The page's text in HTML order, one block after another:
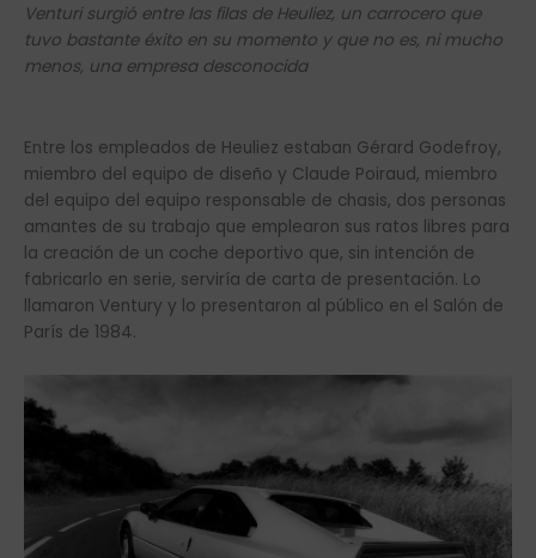
Venturi surgió entre las filas de Heuliez, un carrocero que
tuvo bastante éxito en su momento y que no es, ni mucho
menos, una empresa desconocida
Entre los empleados de Heuliez estaban Gérard Godefroy,
miembro del equipo de diseño y Claude Poiraud, miembro
del equipo del equipo responsable de chasis, dos personas
amantes de su trabajo que emplearon sus ratos libres para
la creación de un coche deportivo que, sin intención de
fabricarlo en serie, serviría de carta de presentación. Lo
llamaron Ventury y lo presentaron al público en el Salón de
París de 1984.